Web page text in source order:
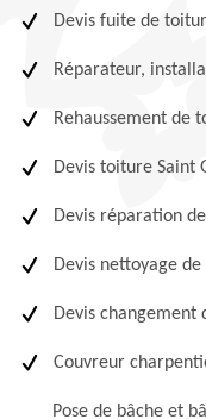
Devis fuite de
Réparateur,
Rehaussement de
Devis toiture Saint
Devis réparation
Devis nettoyage
Devis changement
Couvreur
Pose de bâche et